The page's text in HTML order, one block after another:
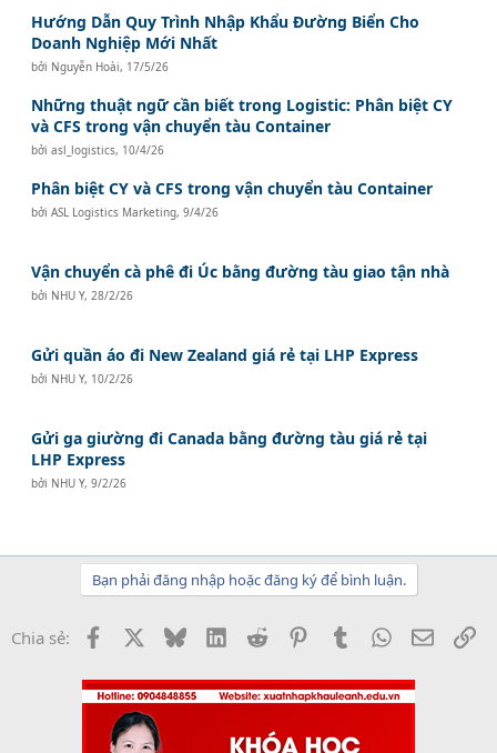
Hướng Dẫn Quy Trình Nhập Khẩu Đường Biển Cho
Doanh Nghiệp Mới Nhất
bởi Nguyễn Hoài, 17/5/26
Những thuật ngữ cần biết trong Logistic: Phân biệt CY
và CFS trong vận chuyển tàu Container
bởiasl_logistics, 10/4/26
Phân biệt CY và CFS trong vận chuyển tàu Container
bởiASL Logistics Marketing,9/4/26
Vận chuyển cà phê đi Úc bằng đường tàu giao tận nhà
bởi NHU Y,28/2/26
Gửi quần áo đi New Zealand giá rẻ tại LHP Express
bởi NHU Y, 10/2/26
Gửi ga giường đi Canada bằng đường tàu giá rẻ tại
LHP Express
bởi NHU Y,9/2/26
Bạn phải đăng nhập hoặc đăng ký để bình luận.
Chia sẻ: Facebook BlueskyLinkedInReddit PinterestTumblrWhatsApp
Email